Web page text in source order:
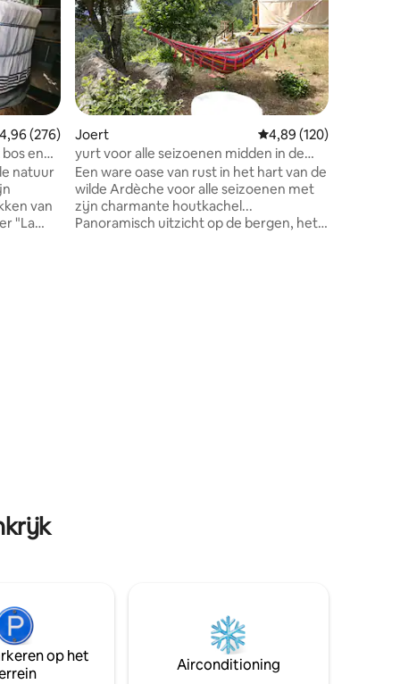
beoordeling van 4,96 uit 5, 276 recensies
4,96 (276)
en
natuur
"La
Joert Gemiddelde
4,89 (120)
yurt voor alle seizoenen midden in de
natuur
Een ware oase van rust in het hart van de
wilde Ardèche voor alle seizoenen met
zijn charmante houtkachel...
Panoramisch uitzicht op de bergen, het
op het
Airconditioning